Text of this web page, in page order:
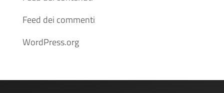
Feed dei commenti
WordPress.org